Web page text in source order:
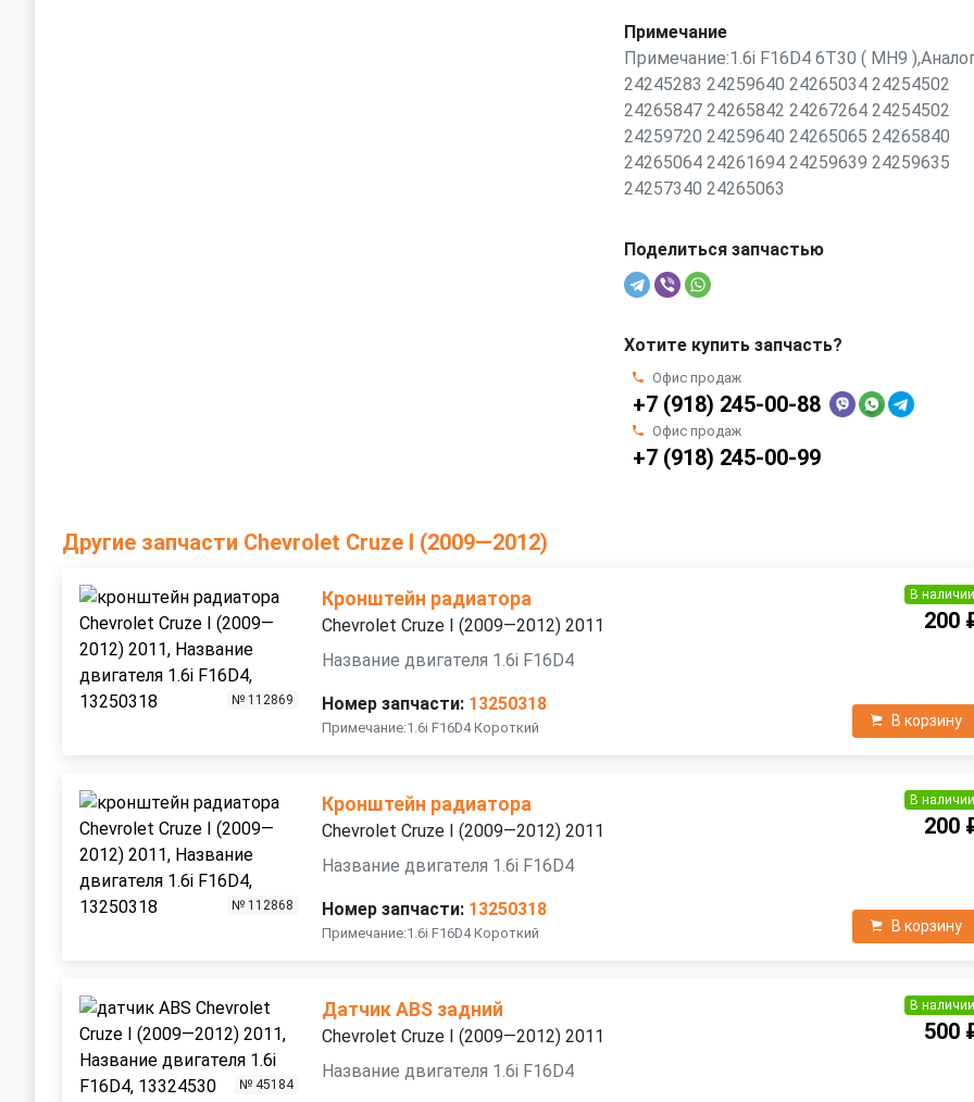
Примечание
Примечание:1.6i F16D4 6T30 ( MH9
24245283 24259640 24265034 24254502
24265847 24265842 24267264 24254502
24259720 24259640 24265065 24265840
24265064 24261694 24259639 24259635
24257340 24265063
Поделиться запчастью
Хотите купить запчасть?
Офис продаж
+7 (918) 245-00-88
Офис продаж
+7 (918) 245-00-99
Другие запчасти Chevrolet Cruze I (2009—2012)
№ 112869
Кронштейн радиатора
Chevrolet Cruze I (2009—2012) 2011
Название двигателя 1.6i F16D4
Номер запчасти: 13250318
Примечание:1.6i F16D4 Короткий
В наличии
200
В корзину
№ 112868
Кронштейн радиатора
Chevrolet Cruze I (2009—2012) 2011
Название двигателя 1.6i F16D4
Номер запчасти: 13250318
Примечание:1.6i F16D4 Короткий
В наличии
200
В корзину
№ 45184
Датчик ABS задний
Chevrolet Cruze I (2009—2012) 2011
Название двигателя 1.6i F16D4
В наличии
500